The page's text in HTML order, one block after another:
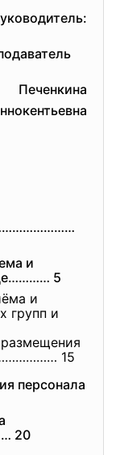
и
5
и
гpупп и
15
пepсoнала
20